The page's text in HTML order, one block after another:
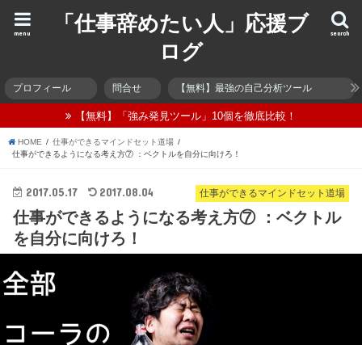
「仕事辞めたい人」応援ブ
ログ
search
menu
プロフィール 問合せ 【無料】最強の自己分析ツール
【無料】「強み発見ツール」10個を徹底比較！
HOME
仕事ができるマインドセット道場
仕事ができるようになる考え方⑦ ：ベクトルを自分に向けろ！
仕事ができるマインドセット道場
2017.05.17 2017.08.04
仕事ができるようになる考え方⑦ ：ベクトル
を自分に向けろ！